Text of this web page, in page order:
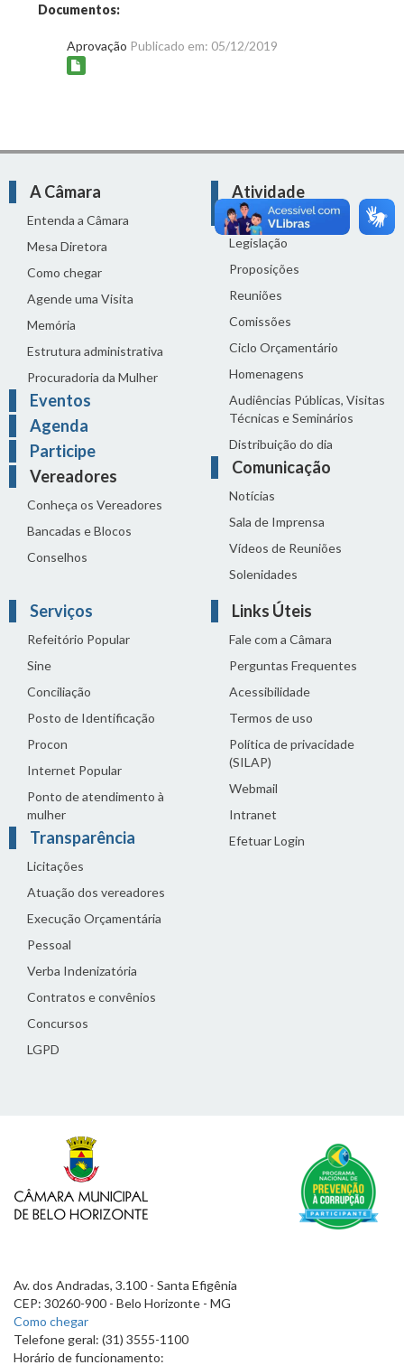
Documentos:
Aprovação Publicado em: 05/12/2019
A Câmara
Entenda a Câmara
Mesa Diretora
Como chegar
Agende uma Visita
Memória
Estrutura administrativa
Procuradoria da Mulher
Eventos
Agenda
Participe
Vereadores
Conheça os Vereadores
Bancadas e Blocos
Conselhos
Atividade
Legislativa
Legislação
Proposições
Reuniões
Comissões
Ciclo Orçamentário
Homenagens
Audiências Públicas, Visitas
Técnicas e Seminários
Distribuição do dia
Comunicação
Notícias
Sala de Imprensa
Vídeos de Reuniões
Solenidades
Serviços
Refeitório Popular
Sine
Conciliação
Posto de Identificação
Procon
Internet Popular
Ponto de atendimento à
mulher
Transparência
Licitações
Atuação dos vereadores
Execução Orçamentária
Pessoal
Verba Indenizatória
Contratos e convênios
Concursos
LGPD
Links Úteis
Fale com a Câmara
Perguntas Frequentes
Acessibilidade
Termos de uso
Política de privacidade
(SILAP)
Webmail
Intranet
Efetuar Login
Av. dos Andradas, 3.100 - Santa Efigênia
CEP: 30260-900 - Belo Horizonte - MG
Como chegar
Telefone geral: (31) 3555-1100
Horário de funcionamento: